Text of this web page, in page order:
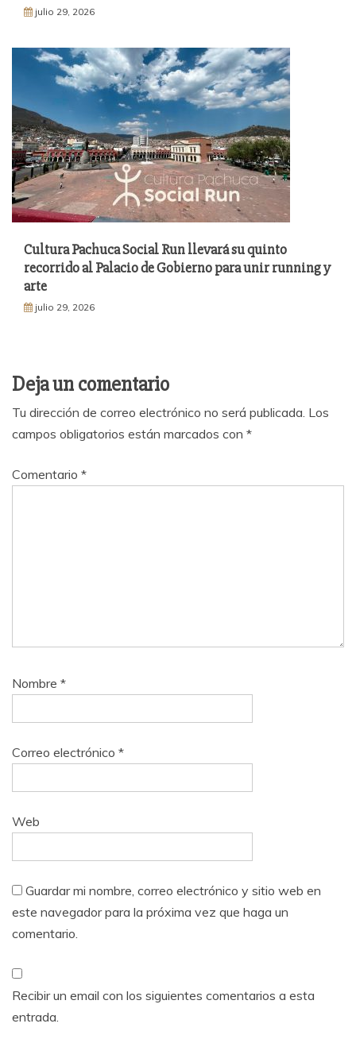
julio 29, 2026
Cultura Pachuca Social Run llevará su quinto
recorrido al Palacio de Gobierno para unir running y
arte
julio 29, 2026
Deja un comentario
Tu dirección de correo electrónico no será publicada. Los
campos obligatorios están marcados con *
Comentario *
Nombre *
Correo electrónico *
Web
Guardar mi nombre, correo electrónico y sitio web en
este navegador para la próxima vez que haga un
comentario.
Recibir un email con los siguientes comentarios a esta
entrada.